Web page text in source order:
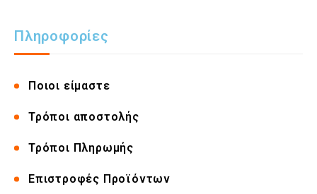
Πληροφορίες
Ποιοι είμαστε
Τρόποι αποστολής
Τρόποι Πληρωμής
Επιστροφές Προϊόντων